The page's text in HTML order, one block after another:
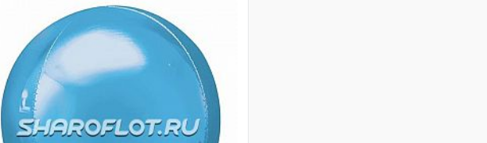
355 ₽/ шт
В корзину
Купить в 1 клик
В избранное